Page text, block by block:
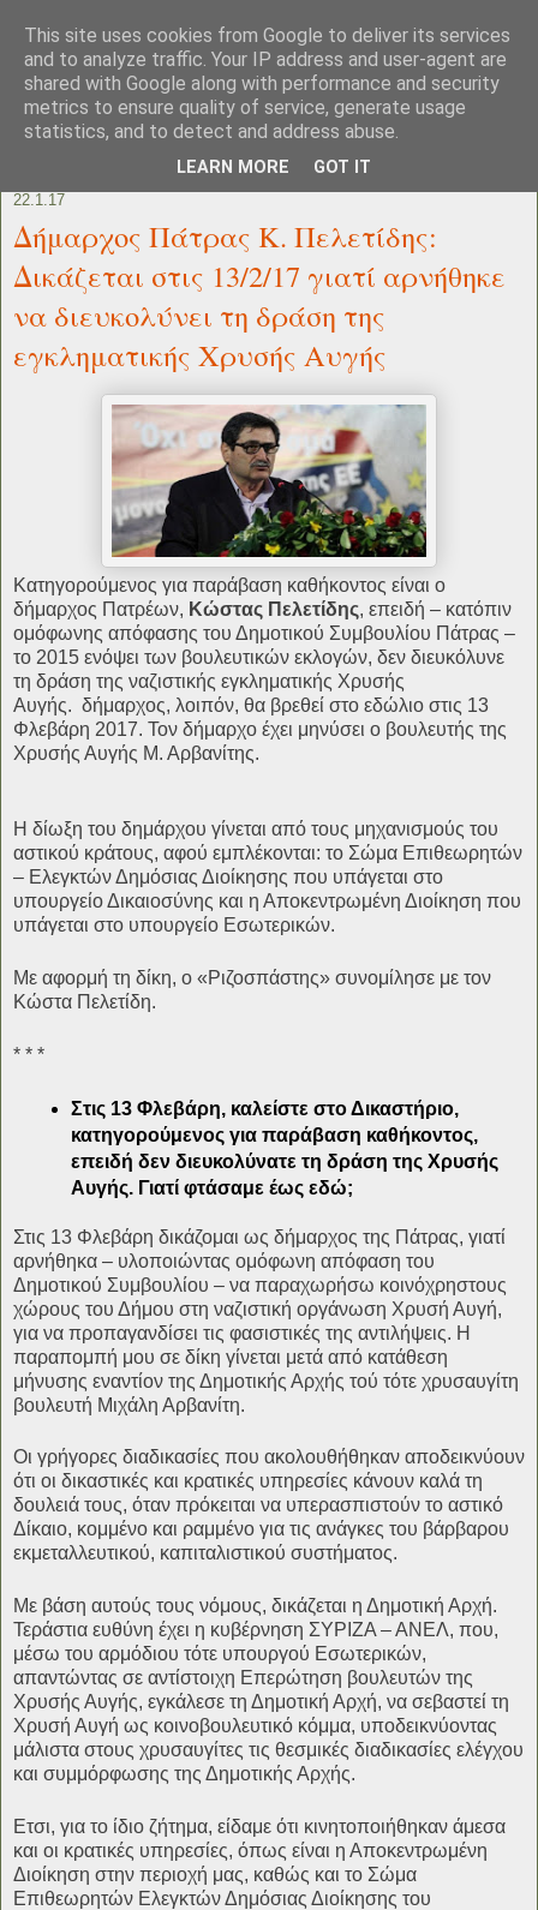
22.1.17
Δήμαρχος Πάτρας Κ. Πελετίδης:
Δικάζεται στις 13/2/17 γιατί αρνήθηκε
να διευκολύνει τη δράση της
εγκληματικής Χρυσής Αυγής
Κατηγορούμενος για παράβαση καθήκοντος είναι ο
δήμαρχος Πατρέων, Κώστας Πελετίδης, επειδή – κατόπιν
ομόφωνης απόφασης του Δημοτικού Συμβουλίου Πάτρας –
το 2015 ενόψει των βουλευτικών εκλογών, δεν διευκόλυνε
τη δράση της ναζιστικής εγκληματικής Χρυσής
Αυγής. δήμαρχος, λοιπόν, θα βρεθεί στο εδώλιο στις 13
Φλεβάρη 2017. Τον δήμαρχο έχει μηνύσει ο βουλευτής της
Χρυσής Αυγής Μ. Αρβανίτης.
Η δίωξη του δημάρχου γίνεται από τους μηχανισμούς του
αστικού κράτους, αφού εμπλέκονται: το Σώμα Επιθεωρητών
– Ελεγκτών Δημόσιας Διοίκησης που υπάγεται στο
υπουργείο Δικαιοσύνης και η Αποκεντρωμένη Διοίκηση που
υπάγεται στο υπουργείο Εσωτερικών.
Με αφορμή τη δίκη, ο «Ριζοσπάστης» συνομίλησε με τον
Κώστα Πελετίδη.
* * *
Στις 13 Φλεβάρη, καλείστε στο Δικαστήριο,
κατηγορούμενος για παράβαση καθήκοντος,
επειδή δεν διευκολύνατε τη δράση της Χρυσής
Αυγής. Γιατί φτάσαμε έως εδώ;
Στις 13 Φλεβάρη δικάζομαι ως δήμαρχος της Πάτρας, γιατί
αρνήθηκα – υλοποιώντας ομόφωνη απόφαση του
Δημοτικού Συμβουλίου – να παραχωρήσω κοινόχρηστους
χώρους του Δήμου στη ναζιστική οργάνωση Χρυσή Αυγή,
για να προπαγανδίσει τις φασιστικές της αντιλήψεις. Η
παραπομπή μου σε δίκη γίνεται μετά από κατάθεση
μήνυσης εναντίον της Δημοτικής Αρχής τού τότε χρυσαυγίτη
βουλευτή Μιχάλη Αρβανίτη.
Οι γρήγορες διαδικασίες που ακολουθήθηκαν αποδεικνύουν
ότι οι δικαστικές και κρατικές υπηρεσίες κάνουν καλά τη
δουλειά τους, όταν πρόκειται να υπερασπιστούν το αστικό
Δίκαιο, κομμένο και ραμμένο για τις ανάγκες του βάρβαρου
εκμεταλλευτικού, καπιταλιστικού συστήματος.
Με βάση αυτούς τους νόμους, δικάζεται η Δημοτική Αρχή.
Τεράστια ευθύνη έχει η κυβέρνηση ΣΥΡΙΖΑ – ΑΝΕΛ, που,
μέσω του αρμόδιου τότε υπουργού Εσωτερικών,
απαντώντας σε αντίστοιχη Επερώτηση βουλευτών της
Χρυσής Αυγής, εγκάλεσε τη Δημοτική Αρχή, να σεβαστεί τη
Χρυσή Αυγή ως κοινοβουλευτικό κόμμα, υποδεικνύοντας
μάλιστα στους χρυσαυγίτες τις θεσμικές διαδικασίες ελέγχου
και συμμόρφωσης της Δημοτικής Αρχής.
Ετσι, για το ίδιο ζήτημα, είδαμε ότι κινητοποιήθηκαν άμεσα
και οι κρατικές υπηρεσίες, όπως είναι η Αποκεντρωμένη
Διοίκηση στην περιοχή μας, καθώς και το Σώμα
Επιθεωρητών Ελεγκτών Δημόσιας Διοίκησης του
This site uses cookies from Google to deliver its services
and to analyze traffic. Your IP address and user-agent are
shared with Google along with performance and security
metrics to ensure quality of service, generate usage
statistics, and to detect and address abuse.
LEARN MORE GOT IT